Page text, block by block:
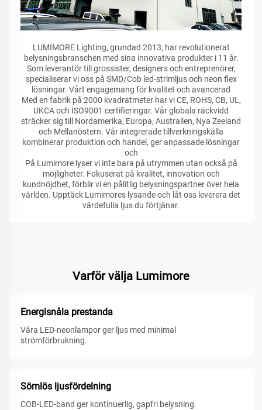
LUMIMORE Lighting, grundad 2013, har revolutionerat
belysningsbranschen med sina innovativa produkter i 11 år.
Som leverantör till grossister, designers och entreprenörer,
specialiserar vi oss på SMD/Cob led-strimljus och neon flex
lösningar. Vårt engagemang för kvalitet och avancerad
Med en fabrik på 2000 kvadratmeter har vi CE, ROHS, CB, UL,
UKCA och ISO9001 certifieringar. Vår globala räckvidd
sträcker sig till Nordamerika, Europa, Australien, Nya Zeeland
och Mellanöstern. Vår integrerade tillverkningskälla
kombinerar produktion och handel, ger anpassade lösningar
och
På Lumimore lyser vi inte bara på utrymmen utan också på
möjligheter. Fokuserat på kvalitet, innovation och
kundnöjdhet, förblir vi en pålitlig belysningspartner över hela
världen. Upptäck Lumimores lysande och låt oss leverera det
värdefulla ljus du förtjänar.
Varför välja Lumimore
Energisnåla prestanda
Våra LED-neonlampor ger ljus med minimal
strömförbrukning.
Sömlös ljusfördelning
COB-LED-band ger kontinuerlig, gapfri belysning.